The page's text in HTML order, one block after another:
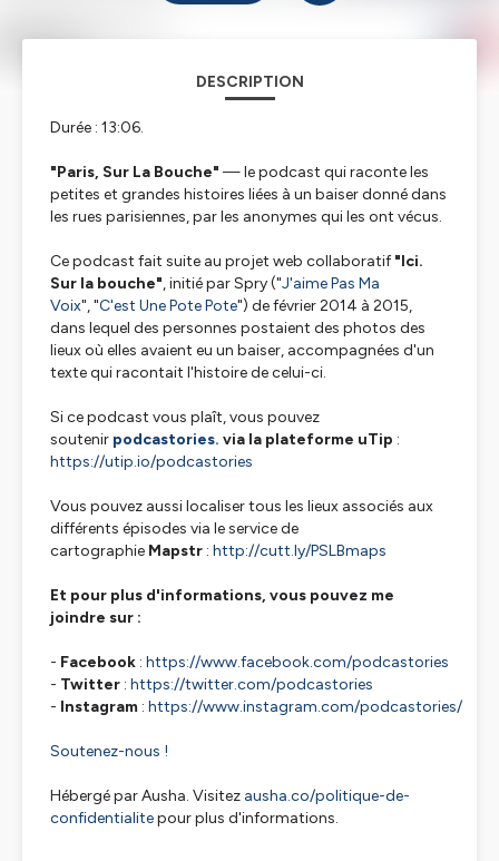
DESCRIPTION
Durée : 13:06.
"Paris, Sur La Bouche" — le podcast qui raconte les
petites et grandes histoires liées à un baiser donné dans
les rues parisiennes, par les anonymes qui les ont vécus.
Ce podcast fait suite au projet web collaboratif"Ici.
Sur la bouche", initié par Spry ("J'aime Pas Ma
Voix", "C'est Une Pote Pote") de février 2014 à 2015,
dans lequel des personnes postaient des photos des
lieux où elles avaient eu un baiser, accompagnées d'un
texte qui racontait l'histoire de celui-ci.
Si ce podcast vous plaît, vous pouvez
soutenir podcastories. via la plateforme uTip :
https://utip.io/podcastories
Vous pouvez aussi localiser tous les lieux associés aux
différents épisodes via le service de
cartographie Mapstr : http://cutt.ly/PSLBmaps
Et pour plus d'informations, vous pouvez me
joindre sur :
- Facebook : https://www.facebook.com/podcastories
- Twitter : https://twitter.com/podcastories
- Instagram : https://www.instagram.com/podcastories/
Soutenez-nous !
Hébergé par Ausha. Visitez ausha.co/politique-de-
confidentialitepour plus d'informations.